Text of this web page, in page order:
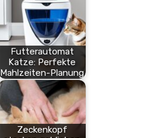
Futterautomat
Katze: Perfekte
Mahlzeiten-Planung
Zeckenkopf